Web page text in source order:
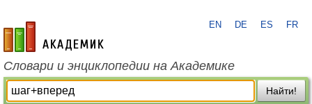
academic.ru
EN DE ES FR
Словари и энциклопедии на Академике
Найти!